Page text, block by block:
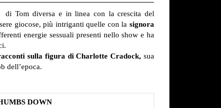
di Tom diversa e in linea con la crescita del
giocose, più intriganti quelle con la signora
energie sessuali presenti nello show e ha
sulla figura di Charlotte Cradock, sua
dell’epoca.
DOWN